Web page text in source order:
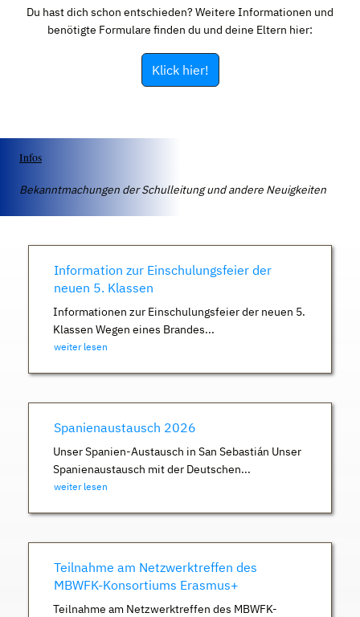
Du hast dich schon entschieden? Weitere Informationen und
benötigte Formulare finden du und deine Eltern hier:
Klick hier!
Infos
Bekanntmachungen der Schulleitung und andere Neuigkeiten
Information zur Einschulungsfeier der
neuen 5. Klassen
Informationen zur Einschulungsfeier der neuen 5.
Klassen Wegen eines Brandes...
weiter lesen
Spanienaustausch 2026
Unser Spanien-Austausch in San Sebastián Unser
Spanienaustausch mit der Deutschen...
weiter lesen
Teilnahme am Netzwerktreffen des
MBWFK-Konsortiums Erasmus+
Teilnahme am Netzwerktreffen des MBWFK-